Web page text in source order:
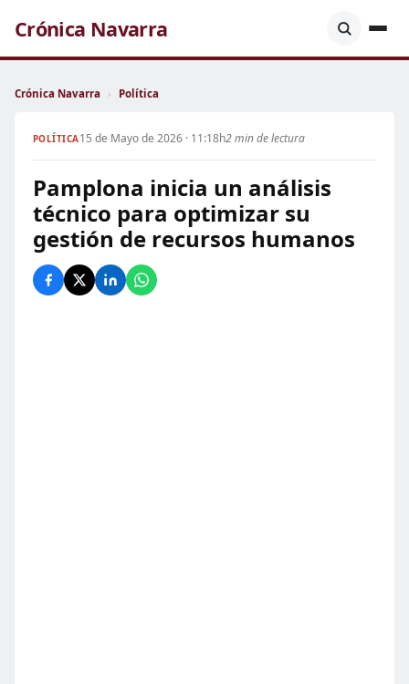
Crónica Navarra
Crónica Navarra › Política
POLÍTICA15 de Mayo de 2026 · 11:18h2 min de lectura
Pamplona inicia un análisis
técnico para optimizar su
gestión de recursos humanos